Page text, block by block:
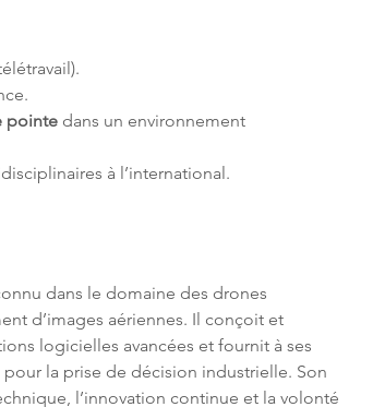
pointe dans un environnement
à l’international.
dans le domaine des drones
d’images aériennes. Il conçoit et
logicielles avancées et fournit à ses
la prise de décision industrielle. Son
l’innovation continue et la volonté